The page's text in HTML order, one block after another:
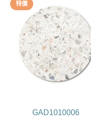
特價
GAD1010006